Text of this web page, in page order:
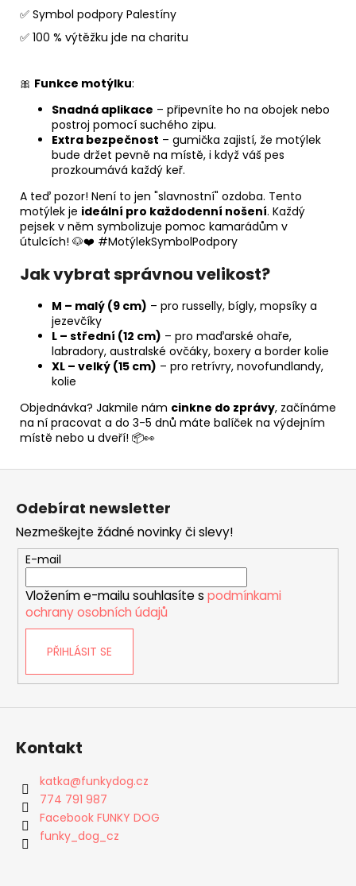
✅ Symbol podpory Palestíny
✅ 100 % výtěžku jde na charitu
🎀 Funkce motýlku:
Snadná aplikace – připevníte ho na obojek nebo
postroj pomocí suchého zipu.
Extra bezpečnost – gumička zajistí, že motýlek
bude držet pevně na místě, i když váš pes
prozkoumává každý keř.
A teď pozor! Není to jen "slavnostní" ozdoba. Tento
motýlek je ideální pro každodenní nošení. Každý
pejsek v něm symbolizuje pomoc kamarádům v
útulcích! 🐶❤️ #MotýlekSymbolPodpory
Jak vybrat správnou velikost?
M – malý (9 cm) – pro russelly, bígly, mopsíky a
jezevčíky
L – střední (12 cm) – pro maďarské ohaře,
labradory, australské ovčáky, boxery a border kolie
XL – velký (15 cm) – pro retrívry, novofundlandy,
kolie
Objednávka? Jakmile nám cinkne do zprávy, začínáme
na ní pracovat a do 3-5 dnů máte balíček na výdejním
místě nebo u dveří! 📦👀
Z
Odebírat newsletter
Nezmeškejte žádné novinky či slevy!
E-mail
Vložením e-mailu souhlasíte s podmínkami
ochrany osobních údajů
PŘIHLÁSIT SE
Kontakt
katka@funkydog.cz
774 791 987
Facebook FUNKY DOG
funky_dog_cz